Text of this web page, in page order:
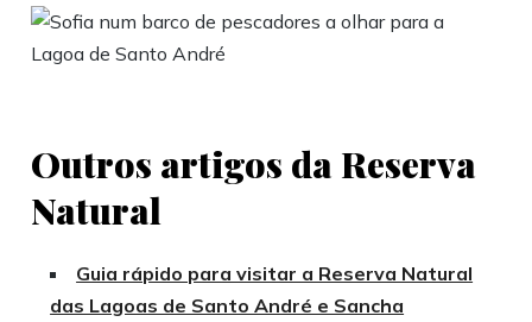
Outros artigos da Reserva
Natural
Guia rápido para visitar a Reserva Natural
das Lagoas de Santo André e Sancha